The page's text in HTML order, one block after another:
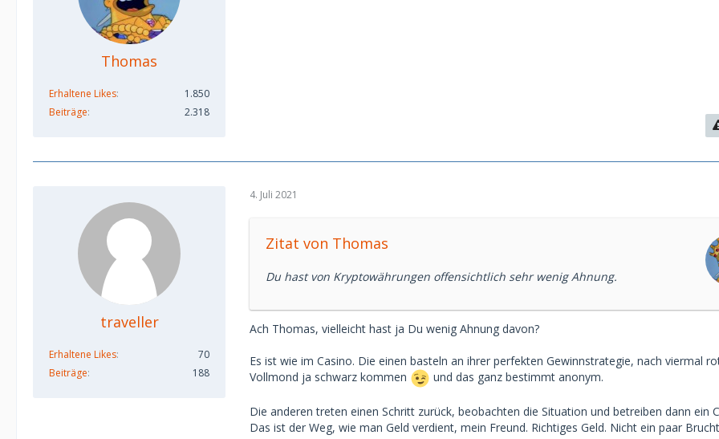
Thomas
Erhaltene Likes
1.850
Beiträge
2.318
traveller
Erhaltene Likes
70
Beiträge
188
4. Juli 2021
Zitat von Thomas
Du hast von Kryptowährungen offensichtlich sehr wenig Ahnung.
Ach Thomas, vielleicht hast ja Du wenig Ahnung davon?
Es ist wie im Casino. Die einen basteln an ihrer perfekten Gewinnstrategie, nach viermal
Vollmond ja schwarz kommen
und das ganz bestimmt anonym.
Die anderen treten einen Schritt zurück, beobachten die Situation und betreiben dann ein
Das ist der Weg, wie man Geld verdient, mein Freund. Richtiges Geld. Nicht ein paar